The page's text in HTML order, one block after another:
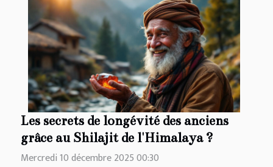
Les secrets de longévité des anciens
grâce au Shilajit de l'Himalaya ?
Mercredi 10 décembre 2025 00:30